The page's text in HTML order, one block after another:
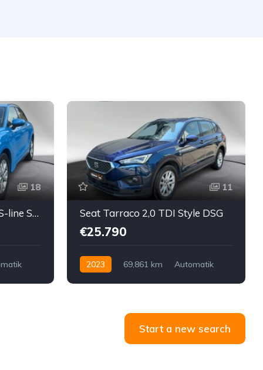
18
Audi Q3 35 TDI quattro S-line S-tronic
11
Seat Tarraco 2,0 TDI Style DSG
€25.790
2023 69,861 km
Automatik
Start a new search